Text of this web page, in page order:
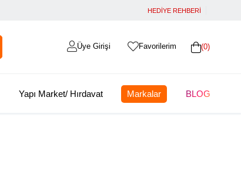
HEDİYE REHBERİ
0
Favorilerim
Üye Girişi
Yapı Market/ Hırdavat Markalar BLOG